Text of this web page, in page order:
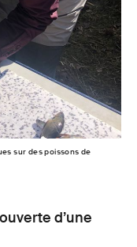
sur des poissons de
d’une